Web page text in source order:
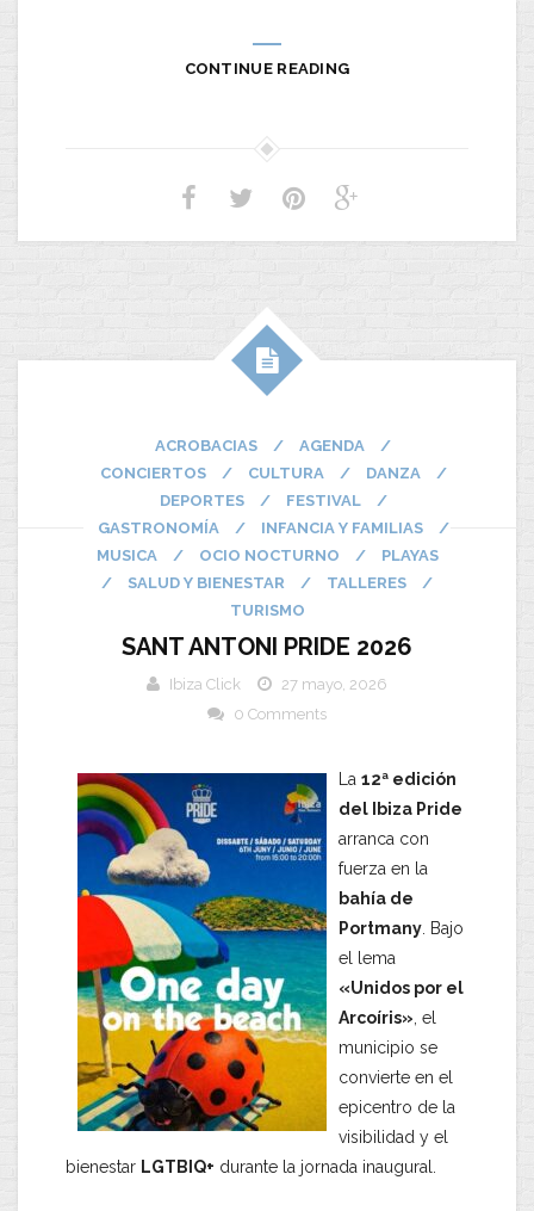
CONTINUE READING
ACROBACIAS / AGENDA
/
CONCIERTOS
/ CULTURA / DANZA
/
DEPORTES
/ FESTIVAL
/
GASTRONOMÍA
/ INFANCIA Y FAMILIAS
/
MUSICA
/ OCIO NOCTURNO /
PLAYAS
/
SALUD Y BIENESTAR / TALLERES
/
TURISMO
SANT ANTONI PRIDE 2026
Ibiza Click
27 mayo, 2026
0 Comments
​La 12ª edición
del Ibiza Pride
arranca con
fuerza en la
bahía de
Portmany . Bajo
el lema
«Unidos por el
Arcoíris» , el
municipio se
convierte en el
epicentro de la
visibilidad y el
bienestar LGTBIQ+ durante la jornada inaugural.